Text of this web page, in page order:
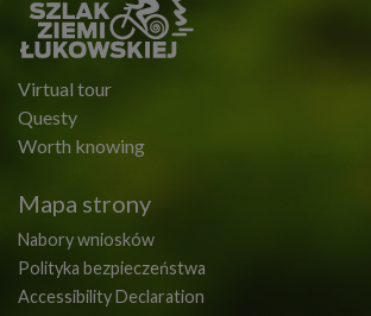
Virtual tour
Questy
Worth knowing
Mapa strony
Nabory wniosków
Polityka bezpieczeństwa
Accessibility Declaration